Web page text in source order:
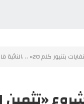
تتقدّم بشكاية جزائية!